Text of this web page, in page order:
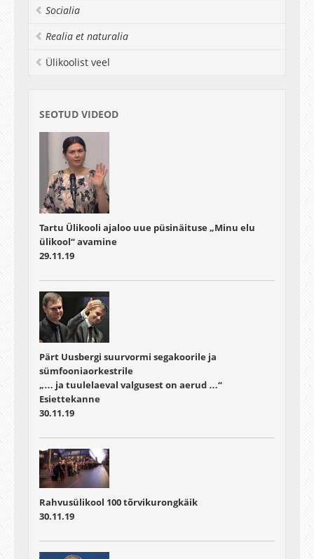
Rohkem teavet rahvusülikooli juubeliaasta kohta
Socialia
Realia et naturalia
Ülikoolist veel
SEOTUD VIDEOD
Tartu Ülikooli ajaloo uue püsinäituse „Minu elu
ülikool“ avamine
29.11.19
Pärt Uusbergi suurvormi segakoorile ja
sümfooniaorkestrile
„… ja tuulelaeval valgusest on aerud …“
Esiettekanne
30.11.19
Rahvusülikool 100 tõrvikurongkäik
30.11.19